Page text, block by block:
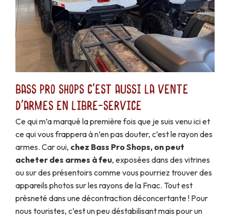
Bass Pro Shops c'est aussi la vente
d'armes en libre-service
Ce qui m’a marqué la première fois que je suis venu ici et
ce qui vous frappera à n’en pas douter, c’est le rayon des
armes. Car oui, chez Bass Pro Shops, on peut
acheter des armes à feu, exposées dans des vitrines
ou sur des présentoirs comme vous pourriez trouver des
appareils photos sur les rayons de la Fnac. Tout est
présneté dans une décontraction déconcertante ! Pour
nous touristes, c’est un peu déstabilisant mais pour un